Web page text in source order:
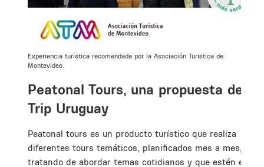
Experiencia turística recomendada por la Asociación Turística de
Montevideo.
Peatonal Tours, una propuesta de
Trip Uruguay
Peatonal tours es un producto turístico que realiza
diferentes tours temáticos, planificados mes a mes,
tratando de abordar temas cotidianos y que estén en